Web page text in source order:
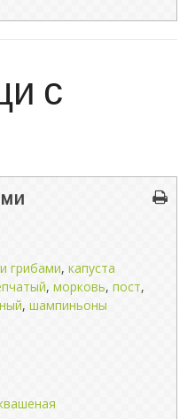
с
грибами, капуста
, морковь, пост,
, шампиньоны